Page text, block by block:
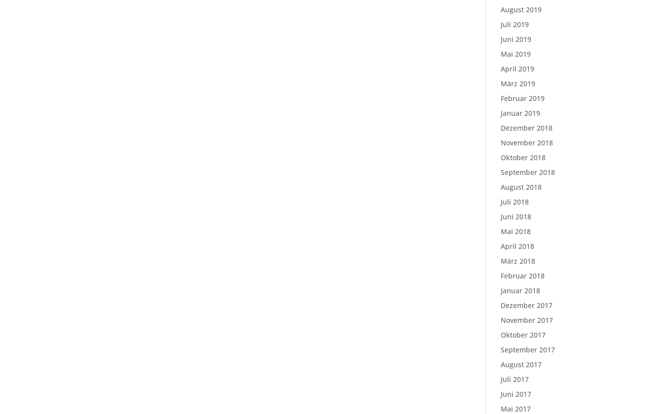
August 2019
Juli 2019
Juni 2019
Mai 2019
April 2019
März 2019
Februar 2019
Januar 2019
Dezember 2018
November 2018
Oktober 2018
September 2018
August 2018
Juli 2018
Juni 2018
Mai 2018
April 2018
März 2018
Februar 2018
Januar 2018
Dezember 2017
November 2017
Oktober 2017
September 2017
August 2017
Juli 2017
Juni 2017
Mai 2017